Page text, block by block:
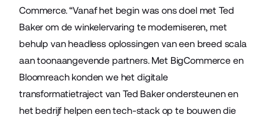
Commerce. “Vanaf het begin was ons doel met Ted
Baker om de winkelervaring te moderniseren, met
behulp van headless oplossingen van een breed scala
aan toonaangevende partners. Met BigCommerce en
Bloomreach konden we het digitale
transformatietraject van Ted Baker ondersteunen en
het bedrijf helpen een tech-stack op te bouwen die